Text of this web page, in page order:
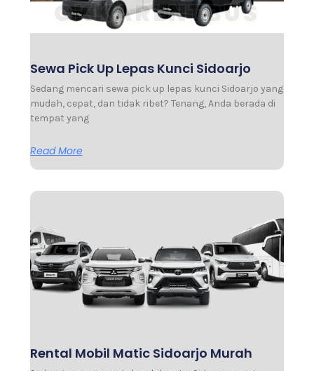
Sewa Pick Up Lepas Kunci Sidoarjo
Sedang mencari sewa pick up lepas kunci Sidoarjo yang
mudah, cepat, dan tidak ribet? Tenang, Anda berada di
tempat yang
Read More
Rental Mobil Matic Sidoarjo Murah